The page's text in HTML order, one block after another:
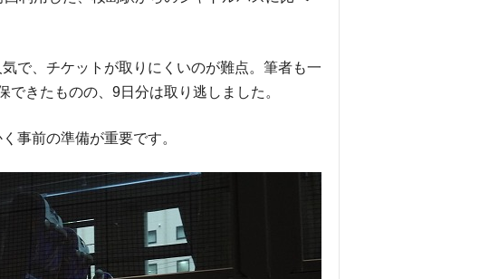
で、チケットが取りにくいのが難点。筆者も一
きたものの、9日分は取り逃しました。
事前の準備が重要です。